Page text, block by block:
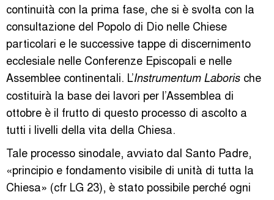
continuità con la prima fase, che si è svolta con la
consultazione del Popolo di Dio nelle Chiese
particolari e le successive tappe di discernimento
ecclesiale nelle Conferenze Episcopali e nelle
Assemblee continentali. L’Instrumentum Laboris che
costituirà la base dei lavori per l’Assemblea di
ottobre è il frutto di questo processo di ascolto a
tutti i livelli della vita della Chiesa.
Tale processo sinodale, avviato dal Santo Padre,
«principio e fondamento visibile di unità di tutta la
Chiesa» (cfr LG 23), è stato possibile perché ogni